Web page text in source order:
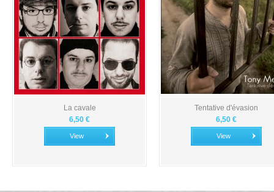
La cavale
6,50 €
View
Tentative d'évasion
6,50 €
View